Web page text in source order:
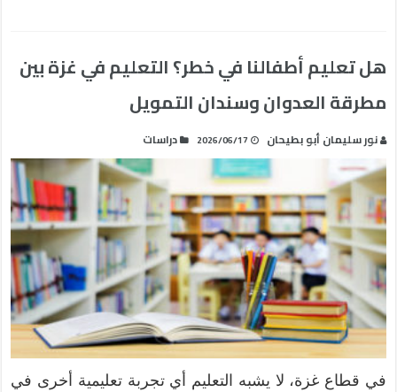
هل تعليم أطفالنا في خطر؟ التعليم في غزة بين
مطرقة العدوان وسندان التمويل
نور سليمان أبو بطيحان 2026/06/17 دراسات
في قطاع غزة، لا يشبه التعليم أي تجربة تعليمية أخرى في